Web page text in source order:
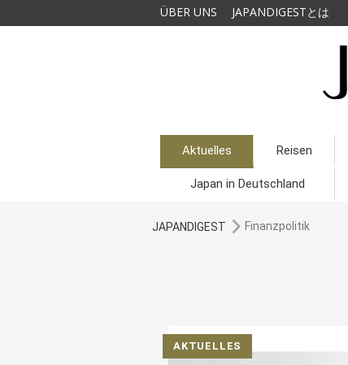
ÜBER UNS JAPANDIGESTとは
Aktuelles Reisen
Japan in Deutschland
JAPANDIGEST Finanzpolitik
AKTUELLES